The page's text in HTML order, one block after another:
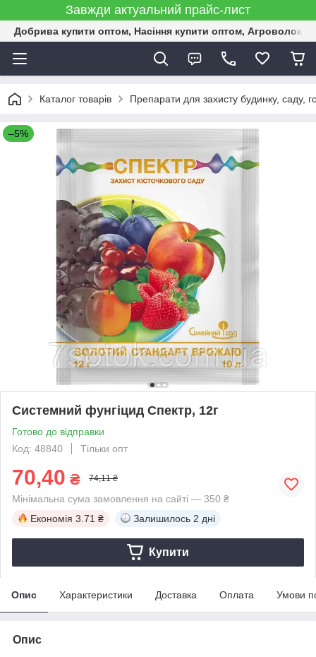
Завжди актуальний прайс-лист
Добрива купити оптом, Насіння купити оптом,
Каталог товарів Препарати для захисту будинку, саду,
–5%
Системний фунгіцид Спектр, 12г
Готово до відправки
Код: 48840
Тільки опт
70,40 ₴ 74,11 ₴
Мінімальна сума замовлення на сайті — 350 ₴
Економія 3.71 ₴ Залишилось 2 дні
Купити
Опис Характеристики Доставка Оплата Умови
Опис